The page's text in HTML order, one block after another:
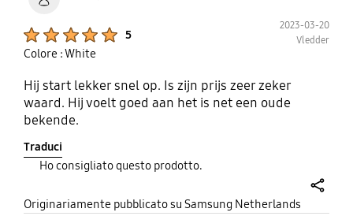
5
2023-03-20
Vledder
Colore : White
Hij start lekker snel op. Is zijn prijs zeer zeker
waard. Hij voelt goed aan het is net een oude
bekende.
Traduci
Ho consigliato questo prodotto.
Originariamente pubblicato su Samsung Netherlands